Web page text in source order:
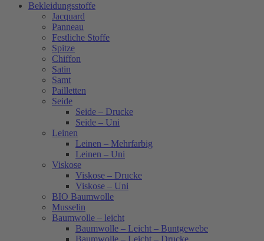
Bekleidungsstoffe
Jacquard
Panneau
Festliche Stoffe
Spitze
Chiffon
Satin
Samt
Pailletten
Seide
Seide – Drucke
Seide – Uni
Leinen
Leinen – Mehrfarbig
Leinen – Uni
Viskose
Viskose – Drucke
Viskose – Uni
BIO Baumwolle
Musselin
Baumwolle – leicht
Baumwolle – Leicht – Buntgewebe